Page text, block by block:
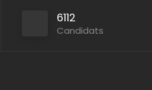
6112
Candidats